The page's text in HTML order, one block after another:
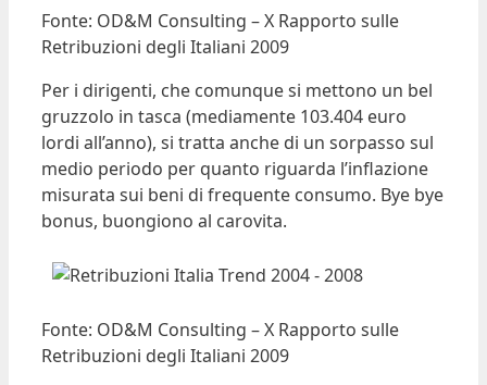
Fonte: OD&M Consulting – X Rapporto sulle
Retribuzioni degli Italiani 2009
Per i dirigenti, che comunque si mettono un bel
gruzzolo in tasca (mediamente 103.404 euro
lordi all’anno), si tratta anche di un sorpasso sul
medio periodo per quanto riguarda l’inflazione
misurata sui beni di frequente consumo. Bye bye
bonus, buongiono al carovita.
Fonte: OD&M Consulting – X Rapporto sulle
Retribuzioni degli Italiani 2009